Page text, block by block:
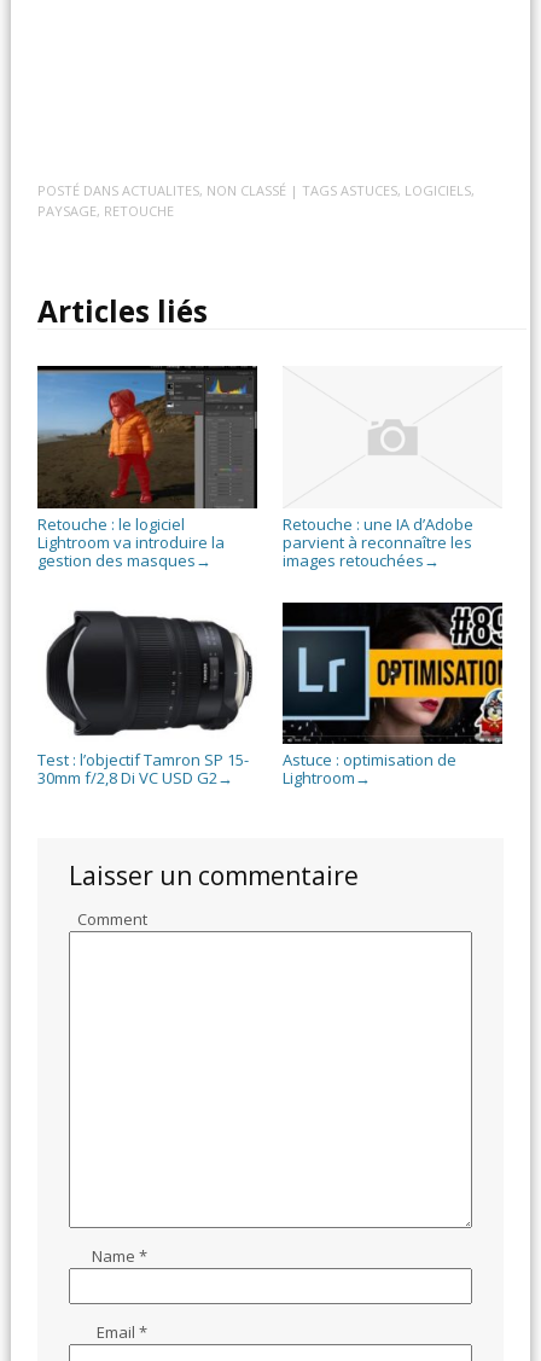
POSTÉ DANSACTUALITES, NON CLASSÉ | TAGSASTUCES, LOGICIELS,
PAYSAGE, RETOUCHE
Articles liés
Retouche : le logiciel
Lightroom va introduire la
gestion des masques →
Retouche : une IA d’Adobe
parvient à reconnaître les
images retouchées →
Test : l’objectif Tamron SP 15-
30mm f/2,8 Di VC USD G2→
Astuce : optimisation de
Lightroom →
Laisser un commentaire
Comment
Name*
Email*